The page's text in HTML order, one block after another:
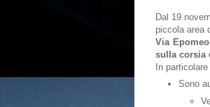
Dal 19
piccola area
Via
sulla corsia
In partic
Sono a
V